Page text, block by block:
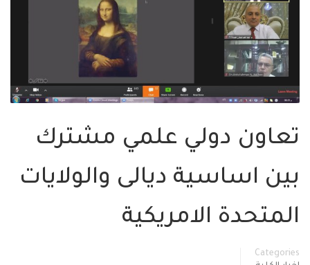
تعاون دولي علمي مشترك
بين اساسية ديالى والولايات
المتحدة الامريكية
Categories